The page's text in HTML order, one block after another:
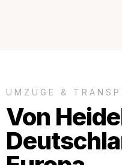
UMZÜGE &
Von